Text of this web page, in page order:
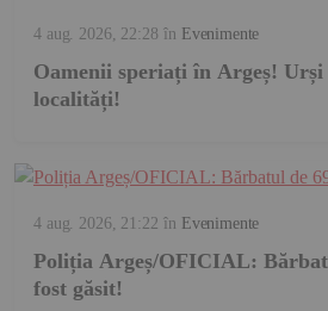
4 aug. 2026, 22:28 în Evenimente
Oamenii speriați în Argeș! Urși
localități!
4 aug. 2026, 21:22 în Evenimente
Poliția Argeș/OFICIAL:
fost găsit!